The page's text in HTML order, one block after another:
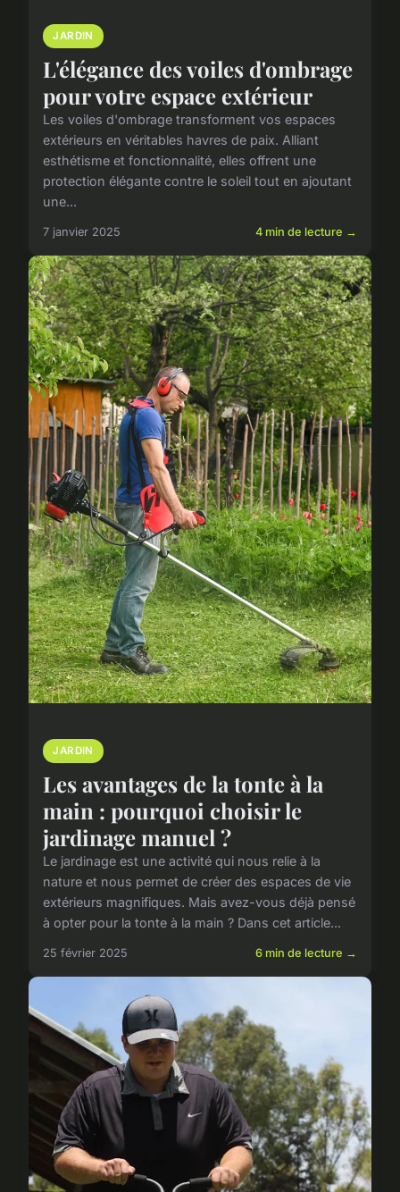
JARDIN
L'élégance des voiles d'ombrage
pour votre espace extérieur
Les voiles d'ombrage transforment vos espaces
extérieurs en véritables havres de paix. Alliant
esthétisme et fonctionnalité, elles offrent une
protection élégante contre le soleil tout en ajoutant
une...
7 janvier 2025 4 min de lecture →
JARDIN
Les avantages de la tonte à la
main : pourquoi choisir le
jardinage manuel ?
Le jardinage est une activité qui nous relie à la
nature et nous permet de créer des espaces de vie
extérieurs magnifiques. Mais avez-vous déjà pensé
à opter pour la tonte à la main ? Dans cet article...
25 février 2025 6 min de lecture →